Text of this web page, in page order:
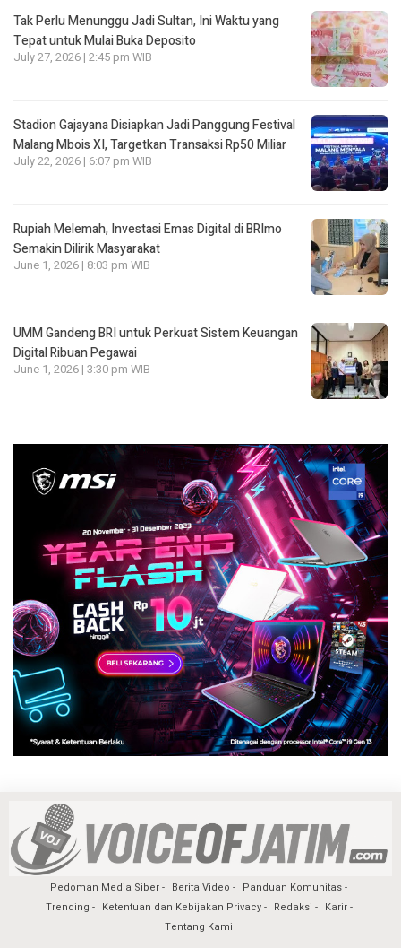
Tak Perlu Menunggu Jadi Sultan, Ini Waktu yang
Tepat untuk Mulai Buka Deposito
July 27, 2026 | 2:45 pm WIB
Stadion Gajayana Disiapkan Jadi Panggung Festival
Malang Mbois XI, Targetkan Transaksi Rp50 Miliar
July 22, 2026 | 6:07 pm WIB
Rupiah Melemah, Investasi Emas Digital di BRImo
Semakin Dilirik Masyarakat
June 1, 2026 | 8:03 pm WIB
UMM Gandeng BRI untuk Perkuat Sistem Keuangan
Digital Ribuan Pegawai
June 1, 2026 | 3:30 pm WIB
Pedoman Media Siber Berita Video
Panduan Komunitas
Trending
Ketentuan dan Kebijakan Privacy Redaksi
Karir
Tentang Kami